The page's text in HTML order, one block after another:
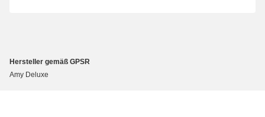
Hersteller gemäß GPSR
Amy Deluxe